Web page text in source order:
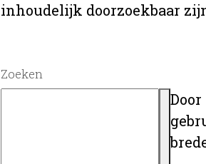
inhoudelijk doorzoekbaar
Zoeken